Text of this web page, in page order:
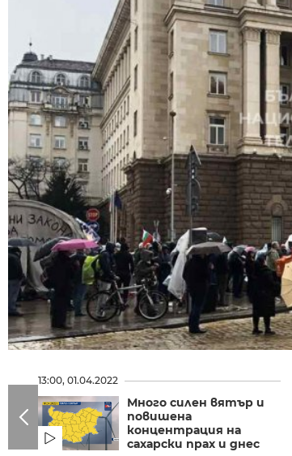
13:00, 01.04.2022
Много силен вятър и
повишена
концентрация на
сахарски прах и днес